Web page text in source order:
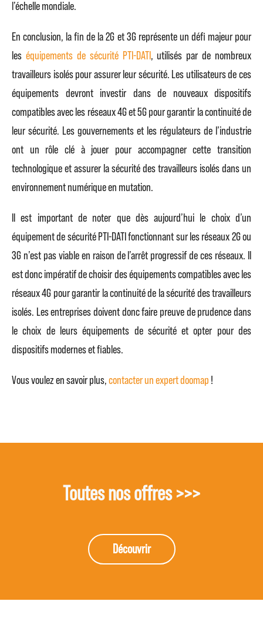
l’échelle mondiale.
En conclusion, la fin de la 2G et 3G représente un défi majeur pour
les équipements de sécurité PTI-DATI , utilisés par de nombreux
travailleurs isolés pour assurer leur sécurité. Les utilisateurs de ces
équipements devront investir dans de nouveaux dispositifs
compatibles avec les réseaux 4G et 5G pour garantir la continuité de
leur sécurité. Les gouvernements et les régulateurs de l’industrie
ont un rôle clé à jouer pour accompagner cette transition
technologique et assurer la sécurité des travailleurs isolés dans un
environnement numérique en mutation.
Il est important de noter que dès aujourd’hui le choix d’un
équipement de sécurité PTI-DATI fonctionnant sur les réseaux 2G ou
3G n’est pas viable en raison de l’arrêt progressif de ces réseaux. Il
est donc impératif de choisir des équipements compatibles avec les
réseaux 4G pour garantir la continuité de la sécurité des travailleurs
isolés. Les entreprises doivent donc faire preuve de prudence dans
le choix de leurs équipements de sécurité et opter pour des
dispositifs modernes et fiables.
Vous voulez en savoir plus, contacter un expert doomap !
Toutes nos offres >>>
Découvrir